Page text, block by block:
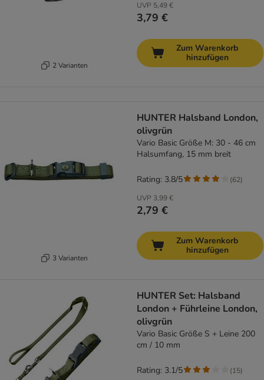
2 Varianten
UVP 5,49 €
3,79 €
Zum Warenkorb
hinzufügen
3 Varianten
HUNTER Halsband London,
olivgrün
Vario Basic Größe M: 30 - 46 cm
Halsumfang, 15 mm breit
UVP 3,99 €
2,79 €
Rating: 3.8/5 (62)
Zum Warenkorb
hinzufügen
HUNTER Set: Halsband
London + Führleine London,
olivgrün
Vario Basic Größe S + Leine 200
cm / 10 mm
Rating: 3.1/5 (15)